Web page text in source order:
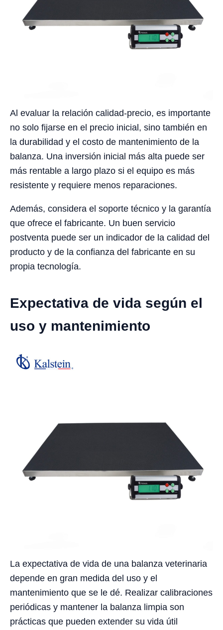
Al evaluar la relación calidad-precio, es importante
no solo fijarse en el precio inicial, sino también en
la durabilidad y el costo de mantenimiento de la
balanza. Una inversión inicial más alta puede ser
más rentable a largo plazo si el equipo es más
resistente y requiere menos reparaciones.
Además, considera el soporte técnico y la garantía
que ofrece el fabricante. Un buen servicio
postventa puede ser un indicador de la calidad del
producto y de la confianza del fabricante en su
propia tecnología.
Expectativa de vida según el
uso y mantenimiento
La expectativa de vida de una balanza veterinaria
depende en gran medida del uso y el
mantenimiento que se le dé. Realizar calibraciones
periódicas y mantener la balanza limpia son
prácticas que pueden extender su vida útil